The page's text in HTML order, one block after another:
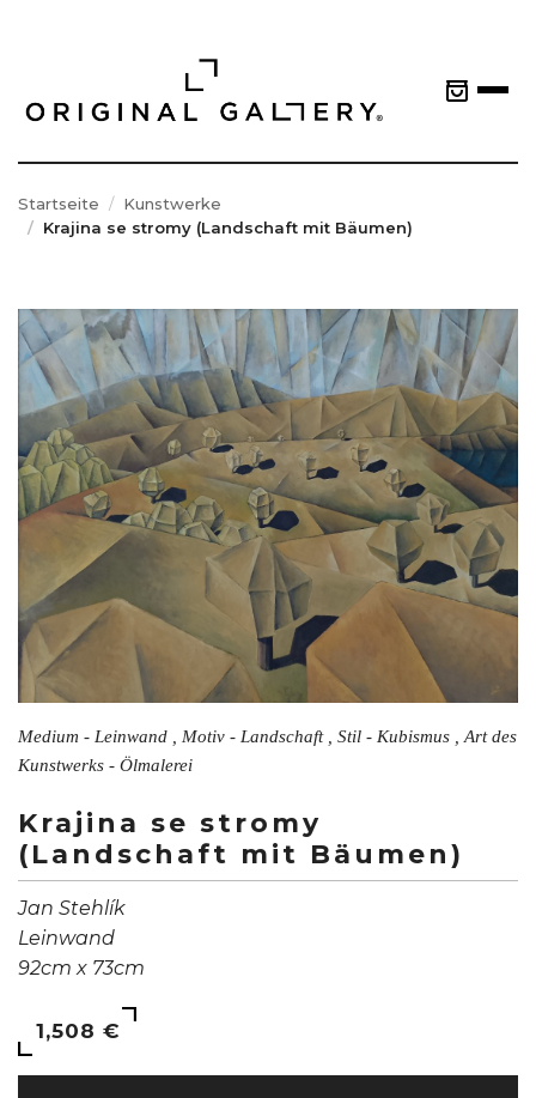
Startseite
Kunstwerke
Krajina se stromy (Landschaft mit Bäumen)
Medium - Leinwand , Motiv - Landschaft , Stil - Kubismus , Art des
Kunstwerks - Ölmalerei
Krajina se stromy
(Landschaft mit Bäumen)
Jan Stehlík
Leinwand
92cm x 73cm
1,508 €